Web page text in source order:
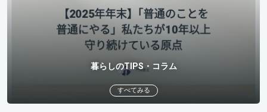
暮らしのTIPS・コラム
すべてみる